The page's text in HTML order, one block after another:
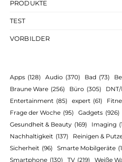
PRODUKTE
TEST
VORBILDER
Apps (128) Audio (370) Bad (73)
Braune Ware (256) Büro (305)
Entertainment (85) expert (61)
Frage der Woche (95) Gadgets (926)
Gesundheit & Beauty (169) Imaging
Nachhaltigkeit (137) Reinigen &
Sicherheit (96) Smarte Mobilgeräte
Smartphone (130) TV (219) Weiße